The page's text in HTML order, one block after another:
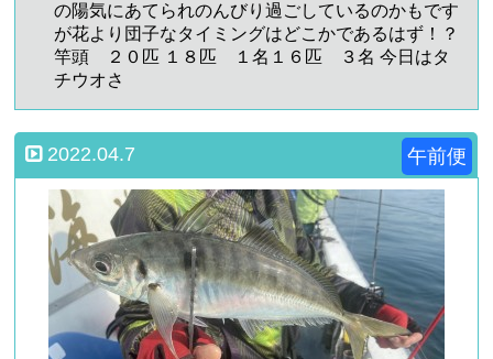
の陽気にあてられのんびり過ごしているのかもです
が花より団子なタイミングはどこかであるはず！？
竿頭 ２０匹 １８匹 １名１６匹 ３名 今日はタ
チウオさ
2022.04.7 午前便